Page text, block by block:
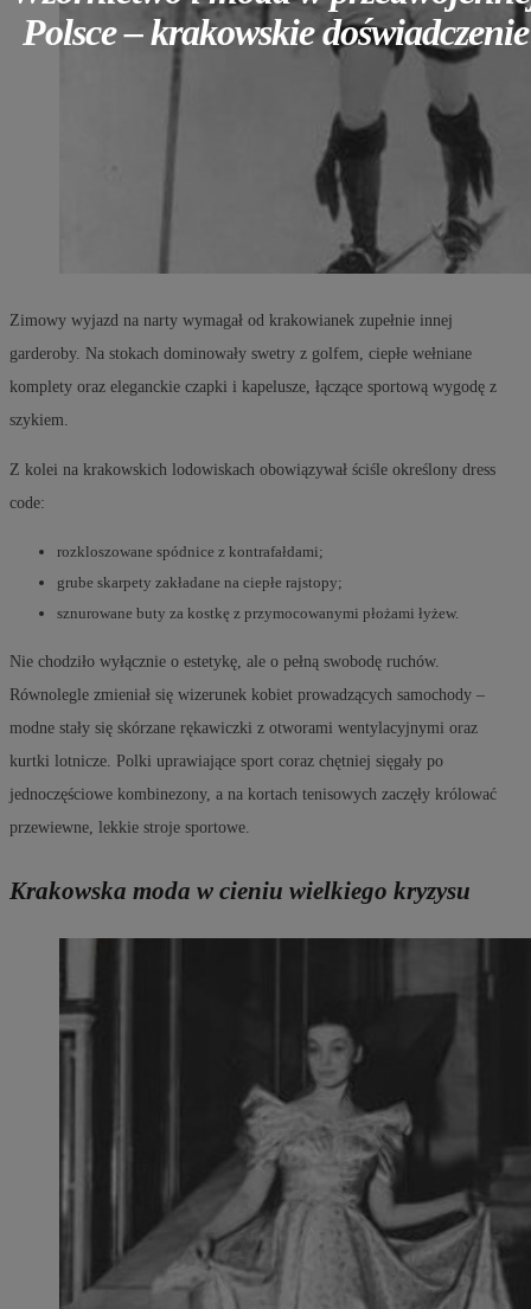
Polsce – krakowskie doświadczenie
Zimowy wyjazd na narty wymagał od krakowianek zupełnie innej
garderoby. Na stokach dominowały swetry z golfem, ciepłe wełniane
komplety oraz eleganckie czapki i kapelusze, łączące sportową wygodę z
szykiem.
Z kolei na krakowskich lodowiskach obowiązywał ściśle określony dress
code:
rozkloszowane spódnice z kontrafałdami;
grube skarpety zakładane na ciepłe rajstopy;
sznurowane buty za kostkę z przymocowanymi płożami łyżew.
Nie chodziło wyłącznie o estetykę, ale o pełną swobodę ruchów.
Równolegle zmieniał się wizerunek kobiet prowadzących samochody –
modne stały się skórzane rękawiczki z otworami wentylacyjnymi oraz
kurtki lotnicze. Polki uprawiające sport coraz chętniej sięgały po
jednoczęściowe kombinezony, a na kortach tenisowych zaczęły królować
przewiewne, lekkie stroje sportowe.
Krakowska moda w cieniu wielkiego kryzysu